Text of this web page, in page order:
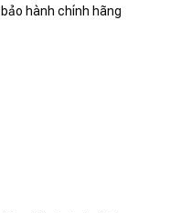
hành chính hãng